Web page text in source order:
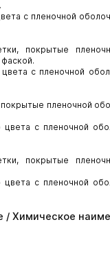
с пленочной
покрытые
с пленочной
пленочной
с пленочной
покрытые
с пленочной
/ Химическое